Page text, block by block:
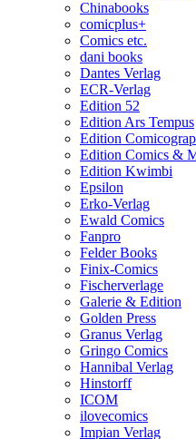
Chinabooks
comicplus+
Comics etc.
dani books
Dantes Verlag
ECR-Verlag
Edition 52
Edition Ars Tempus
Edition
Edition Comics &
Edition Kwimbi
Epsilon
Erko-Verlag
Ewald Comics
Fanpro
Felder Books
Finix-Comics
Fischerverlage
Galerie & Edition
Golden Press
Granus Verlag
Gringo Comics
Hannibal Verlag
Hinstorff
ICOM
ilovecomics
Impian Verlag